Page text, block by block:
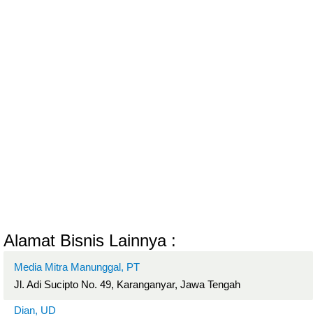
Alamat Bisnis Lainnya :
Media Mitra Manunggal, PT
Jl. Adi Sucipto No. 49, Karanganyar, Jawa Tengah
Dian, UD